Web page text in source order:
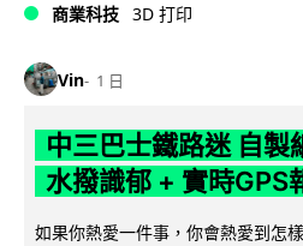
商業科技 3D 打印
Vin 1 日
中三巴士鐵路迷 自製
水撥識郁 + 實時GPS
如果你熱愛一件事，你會熱愛到怎